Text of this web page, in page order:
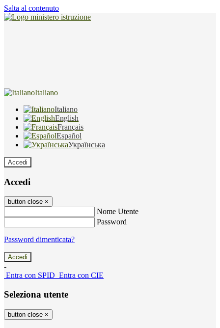
Salta al contenuto
Italiano
Italiano
English
Français
Español
Українська
Accedi
Accedi
button close ×
Nome Utente
Password
Password dimenticata?
-
Entra con SPID Entra con CIE
Seleziona utente
button close ×